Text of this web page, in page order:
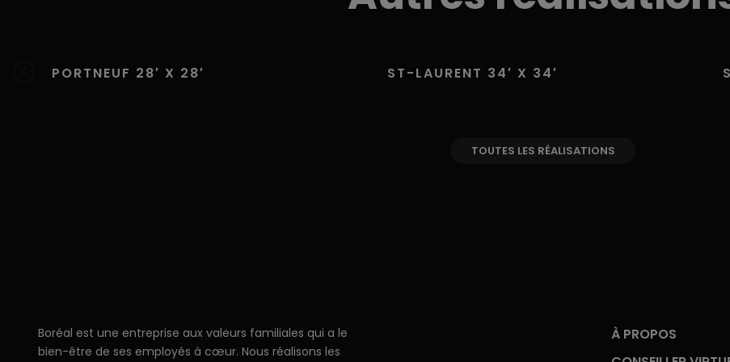
PORTNEUF 28′ X 28′ ST-LAURENT 34′ X 34′
TOUTES LES RÉALISATIONS
Boréal est une entreprise aux valeurs familiales qui a le
bien-être de ses employés à cœur. Nous réalisons les
À PROPOS